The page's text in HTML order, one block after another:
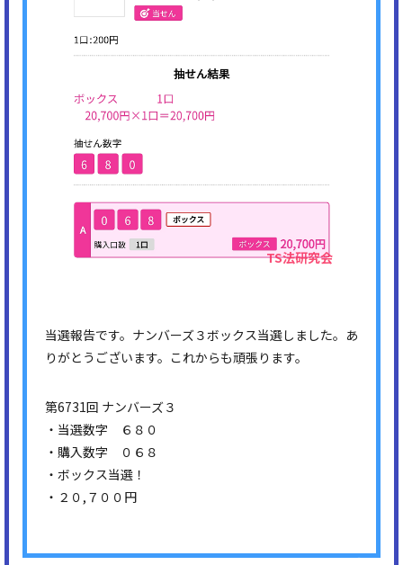
当選報告です。ナンバーズ３ボックス当選しました。あ
りがとうございます。これからも頑張ります。
第6731回 ナンバーズ３
・当選数字 ６８０
・購入数字 ０６８
・ボックス当選！
・２０,７００円